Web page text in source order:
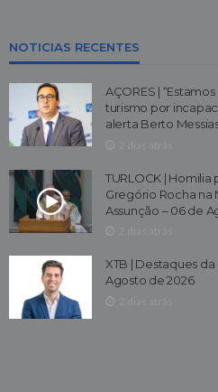
NOTICIAS RECENTES
AÇORES |
turismo por
alerta Berto
TURLOCK |
Gregório Rocha na
Assunção – 06 de
XTB | Destaques
Agosto de 2026